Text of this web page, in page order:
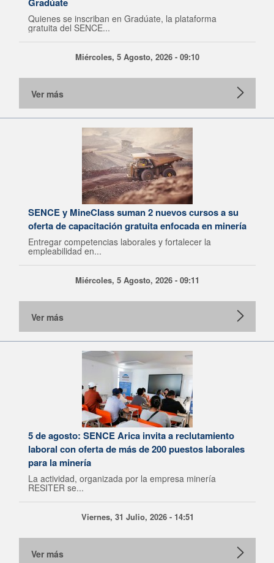
Quienes se inscriban en Gradúate, la plataforma
gratuita del SENCE...
Miércoles, 5 Agosto, 2026 - 09:10
Ver más
SENCE y MineClass suman 2 nuevos cursos a su
oferta de capacitación gratuita enfocada en minería
Entregar competencias laborales y fortalecer la
empleabilidad en...
Miércoles, 5 Agosto, 2026 - 09:11
Ver más
5 de agosto: SENCE Arica invita a reclutamiento
laboral con oferta de más de 200 puestos laborales
para la minería
La actividad, organizada por la empresa minería
RESITER se...
Viernes, 31 Julio, 2026 - 14:51
Ver más